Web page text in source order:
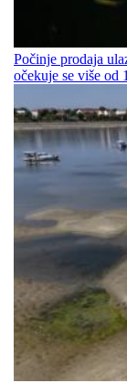
Počinje prodaja
očekuje se više od